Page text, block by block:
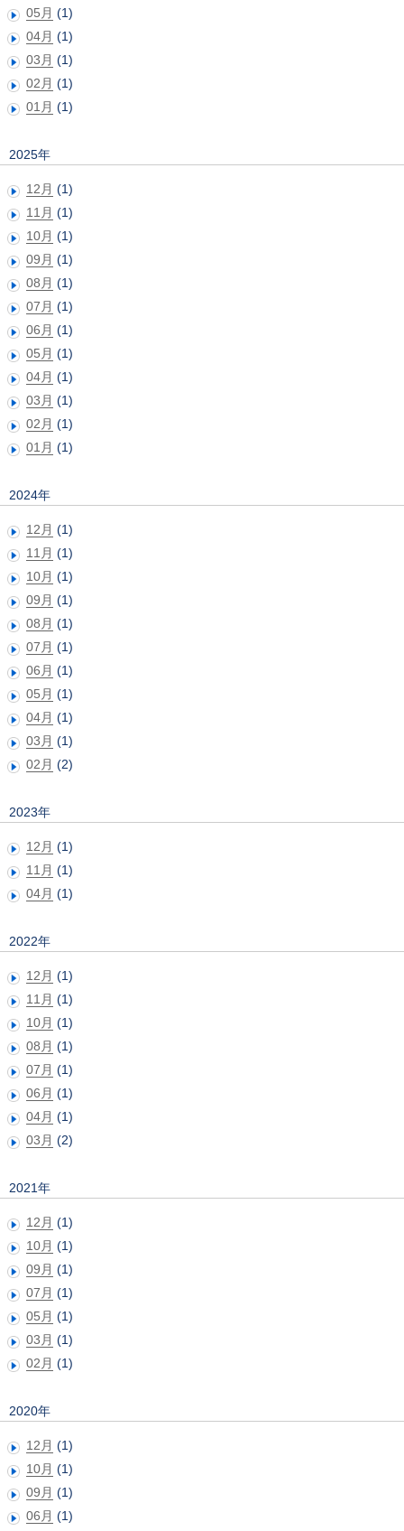
05月 (1)
04月 (1)
03月 (1)
02月 (1)
01月 (1)
2025年
12月 (1)
11月 (1)
10月 (1)
09月 (1)
08月 (1)
07月 (1)
06月 (1)
05月 (1)
04月 (1)
03月 (1)
02月 (1)
01月 (1)
2024年
12月 (1)
11月 (1)
10月 (1)
09月 (1)
08月 (1)
07月 (1)
06月 (1)
05月 (1)
04月 (1)
03月 (1)
02月 (2)
2023年
12月 (1)
11月 (1)
04月 (1)
2022年
12月 (1)
11月 (1)
10月 (1)
08月 (1)
07月 (1)
06月 (1)
04月 (1)
03月 (2)
2021年
12月 (1)
10月 (1)
09月 (1)
07月 (1)
05月 (1)
03月 (1)
02月 (1)
2020年
12月 (1)
10月 (1)
09月 (1)
06月 (1)